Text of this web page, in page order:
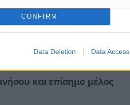
CONFIRM
Data Deletion Data Access
συνεδρίες αφιερωμένες
και επίσημο μέλος